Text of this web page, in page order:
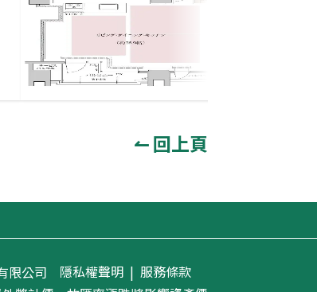
↼ 回上頁
限公司 隱私權聲明 | 服務條款